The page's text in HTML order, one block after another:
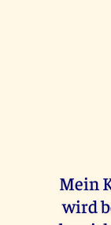
Mein
wird